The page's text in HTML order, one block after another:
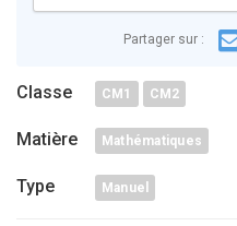
Classe CM1 CM2
Matière Mathématiques
Type Manuel
Partager sur :